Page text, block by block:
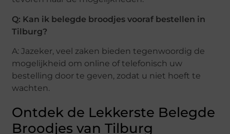
Q: Kan ik belegde broodjes vooraf bestellen in
Tilburg?
A: Jazeker, veel zaken bieden tegenwoordig de
mogelijkheid om online of telefonisch uw
bestelling door te geven, zodat u niet hoeft te
wachten.
Ontdek de Lekkerste Belegde
Broodjes van Tilburg